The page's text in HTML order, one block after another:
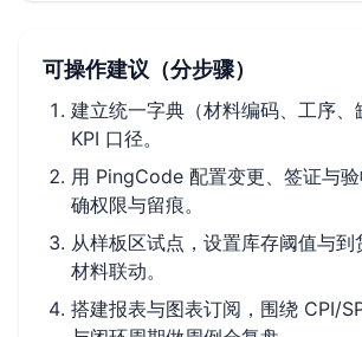
可操作建议（分步骤）
建立统一字典（材料编码、工序、
KPI 口径。
用 PingCode 配置变更、签证与
确权限与留痕。
从样板区试点，设置库存阈值与到
材料联动。
搭建报表与图表订阅，围绕 CPI/